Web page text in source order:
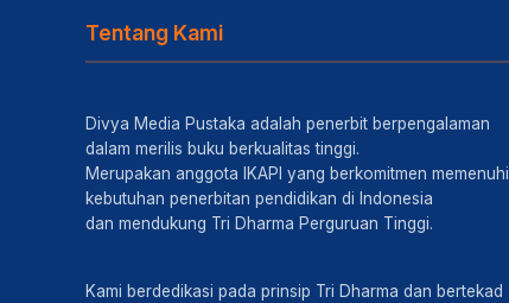
Tentang Kami
Divya Media Pustaka adalah penerbit berpengalaman
dalam merilis buku berkualitas tinggi.
Merupakan anggota IKAPI yang berkomitmen memenuhi
kebutuhan penerbitan pendidikan di Indonesia
dan mendukung Tri Dharma Perguruan Tinggi.
Kami berdedikasi pada prinsip Tri Dharma dan bertekad